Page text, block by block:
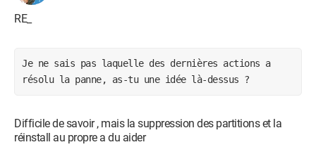
RE_
Je ne sais pas laquelle des dernières actions a
résolu la panne, as-tu une idée là-dessus ?
Difficile de savoir , mais la suppression des partitions et la
réinstall au propre a du aider